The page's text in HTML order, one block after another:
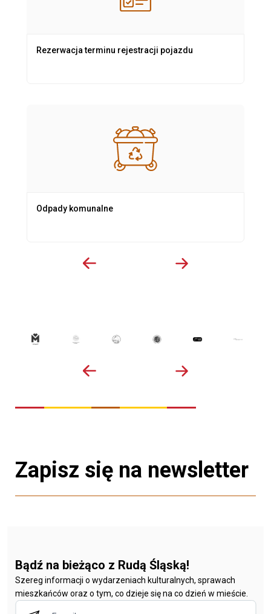
Rezerwacja terminu rejestracji pojazdu
Odpady komunalne
Zapisz się na newsletter
Bądź na bieżąco z Rudą Śląską!
Szereg informacji o wydarzeniach kulturalnych, sprawach
mieszkańców oraz o tym, co dzieje się na co dzień w mieście.